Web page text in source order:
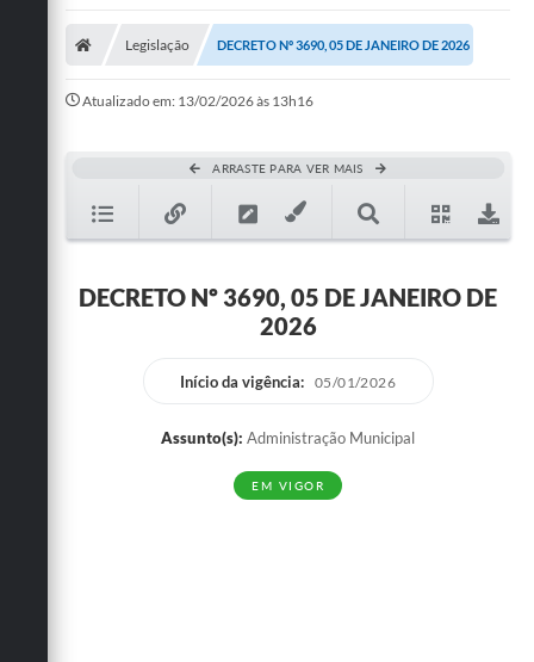
Cultura
Conselhos Municipais
Notícias
Emprega
Legislação DECRETO Nº 3690, 05 DE JANEIRO DE 2026
Atualizado em: 13/02/2026 às 13h16
ARRASTE PARA VER MAIS
DECRETO Nº 3690, 05 DE JANEIRO DE
2026
Início da vigência: 05/01/2026
Assunto(s): Administração Municipal
EM VIGOR